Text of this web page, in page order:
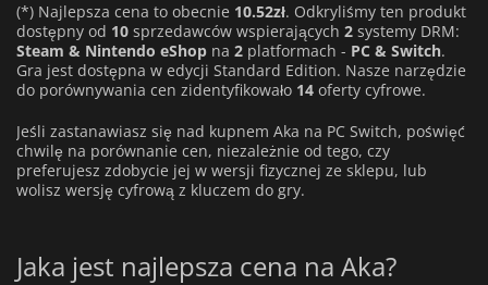
11.00zł
(*) Najlepsza cena to obecnie 10.52zł. Odkryliśmy ten produkt
dostępny od 10 sprzedawców wspierających 2 systemy DRM:
Steam & Nintendo eShop na 2 platformach - PC & Switch.
Gra jest dostępna w edycji Standard Edition. Nasze narzędzie
do porównywania cen zidentyfikowało 14 oferty cyfrowe.
Jeśli zastanawiasz się nad kupnem Aka na PC Switch, poświęć
chwilę na porównanie cen, niezależnie od tego, czy
preferujesz zdobycie jej w wersji fizycznej ze sklepu, lub
wolisz wersję cyfrową z kluczem do gry.
Jaka jest najlepsza cena na Aka?